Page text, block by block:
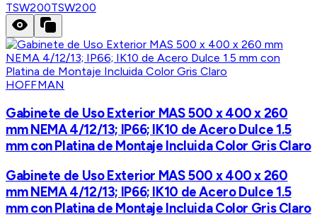
TSW200TSW200
HOFFMAN
Gabinete de Uso Exterior MAS 500 x 400 x 260
mm NEMA 4/12/13; IP66; IK10 de Acero Dulce 1.5
mm con Platina de Montaje Incluida Color Gris Claro
Gabinete de Uso Exterior MAS 500 x 400 x 260
mm NEMA 4/12/13; IP66; IK10 de Acero Dulce 1.5
mm con Platina de Montaje Incluida Color Gris Claro